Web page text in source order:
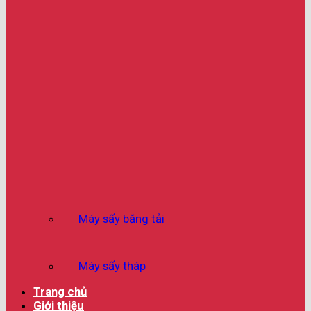
Máy sấy băng tải
Máy sấy tháp
Trang chủ
Giới thiệu